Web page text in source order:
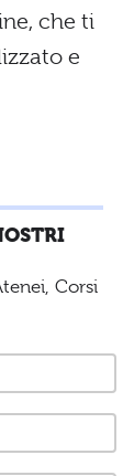
che ti
e
Corsi